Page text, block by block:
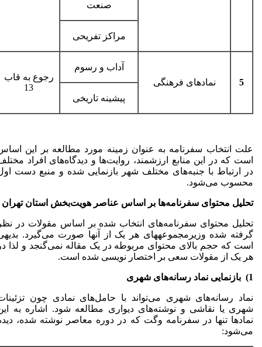
صنعت
مراکز تفریحی
5 نمادهای فرهنگی
آداب و رسوم
رجوع به قاب
13
پیشینه تاریخی
علت انتخاب سفرنامه به عنوان زمینه مورد مطالعه بر این
است که در این منابع ارزشمند، روایت‌ها و دیدگاه‌های افراد
در ارتباط با جنبه‌های مختلف شهر بازنمایی شده و منبع دست
محسوب می‌شود.
تحلیل محتوای سفرنامهها بر اساس عناصر هویتبخش استان تهران
تحلیل محتوای سفرنامه‌های انتخاب شده بر اساس مقولات در
گرفته شده وزیرمجموعه‏های هر یک از آنها صورت می‌گیرد.
است که حجم بالای محتوای مربوطه در یک مقاله نمی‌گنجد و لذا
هر یک از مقولات سعی بر اختصار نویسی شده است.
1) بازنمایی نماد رسانههای شهری
نماد رسانه‌های شهری می‌تواند با حامل‌های نمادی چون
شهری یا نقاشی و نوشته‌های دیواری مطالعه شود. اشاره به
نمادها تنها در سفرنامه وگت که در دوره معاصر نوشته شده،
می‌شود: